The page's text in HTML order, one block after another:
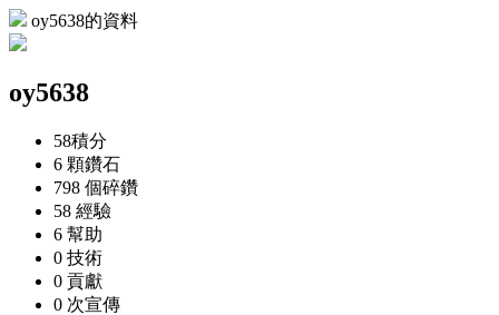
oy5638的資料
oy5638
58積分
6 顆鑽石
798 個碎鑽
58 經驗
6 幫助
0 技術
0 貢獻
0 次宣傳